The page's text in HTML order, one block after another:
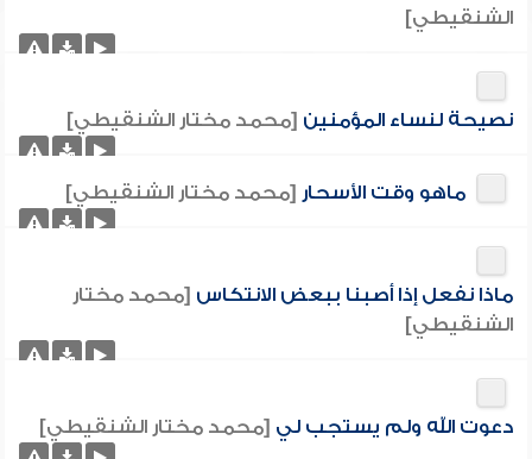
الشنقيطي]
نصيحة لنساء المؤمنين [محمد مختار الشنقيطي]
ماهو وقت الأسحار [محمد مختار الشنقيطي]
ماذا نفعل إذا أصبنا ببعض الانتكاس [محمد مختار
الشنقيطي]
دعوت الله ولم يستجب لي [محمد مختار الشنقيطي]